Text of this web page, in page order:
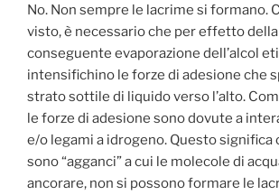
No. Non sempre le lacrime si formano.
visto, è necessario che per effetto
conseguente evaporazione dell’alcol
intensifichino le forze di adesione che
strato sottile di liquido verso l’alto.
le forze di adesione sono dovute a
e/o legami a idrogeno. Questo significa
sono “agganci” a cui le molecole di
ancorare, non si possono formare le